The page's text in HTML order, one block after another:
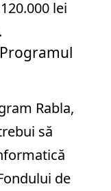
lei
Rabla,
să
de